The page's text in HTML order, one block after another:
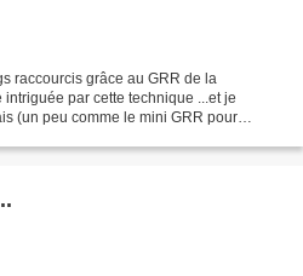
raccourcis grâce au GRR de la
par cette technique ...et je
(un peu comme le mini GRR pour